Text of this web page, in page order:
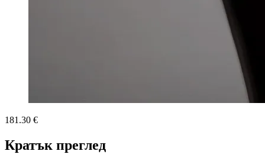
181.30 €
Кратък преглед